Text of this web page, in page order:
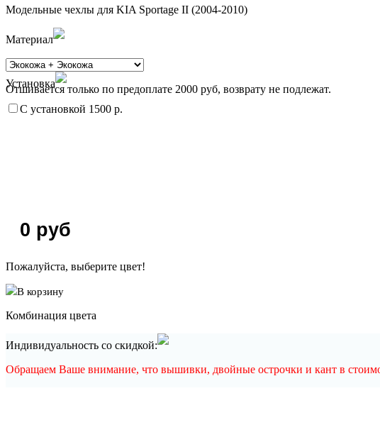
Модельные чехлы для KIA Sportage II (2004-2010)
Материал
Отшивается только по предоплате 2000 руб, возврату не подлежат.
Установка
С установкой 1500 р.
0 руб
Пожалуйста, выберите цвет!
В корзину
Комбинация цвета
Индивидуальность со скидкой:
Обращаем Ваше внимание, что вышивки, двойные острочки и кант в